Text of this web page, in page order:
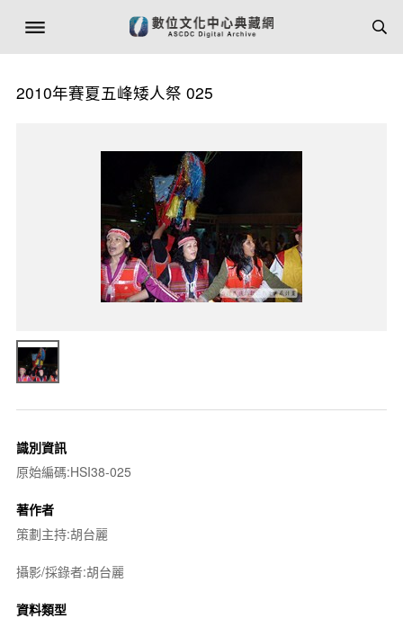
2010年賽夏五峰矮人祭 025
識別資訊
原始編碼:HSI38-025
著作者
策劃主持:胡台麗
攝影/採錄者:胡台麗
資料類型